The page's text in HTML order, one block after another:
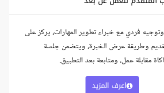
فردي مع خبراء تطوير المهارات، يركز على
وطريقة عرض الخبرة، ويتضمن جلسة
مقابلة عمل، ومتابعة بعد التطبيق.
اعرف المزيد